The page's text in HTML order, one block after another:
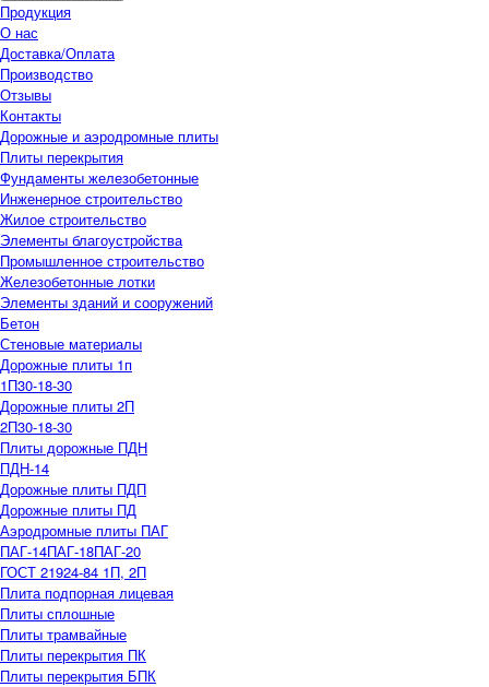
Продукция
О нас
Доставка/Оплата
Производство
Отзывы
Контакты
Дорожные и аэродромные плиты
Плиты перекрытия
Фундаменты железобетонные
Инженерное строительство
Жилое строительство
Элементы благоустройства
Промышленное строительство
Железобетонные лотки
Элементы зданий и сооружений
Бетон
Стеновые материалы
Дорожные плиты 1п
1П30-18-30
Дорожные плиты 2П
2П30-18-30
Плиты дорожные ПДН
ПДН-14
Дорожные плиты ПДП
Дорожные плиты ПД
Аэродромные плиты ПАГ
ПАГ-14ПАГ-18ПАГ-20
ГОСТ 21924-84 1П, 2П
Плита подпорная лицевая
Плиты сплошные
Плиты трамвайные
Плиты перекрытия ПК
Плиты перекрытия БПК